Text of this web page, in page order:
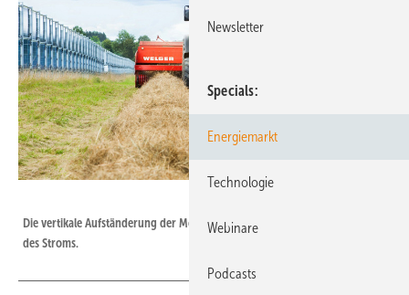
Die vertikale Aufständerung der Module ist vorteilhaft für die Vermarktung
des Stroms.
Newsletter
Specials
Energiemarkt
Technologie
Webinare
Podcasts